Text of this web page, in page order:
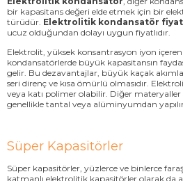
bir kapasitans değeri elde etmek için bir
türüdür. Elektrolitik kondansatör
ucuz olduğundan dolayı uygun fiyatlıdır.
Elektrolit, yüksek konsantrasyon iyon
kondansatörlerde büyük kapasitansın
gelir. Bu dezavantajlar, büyük kaçak
seri direnç ve kısa ömürlü olmasıdır.
veya katı polimer olabilir. Diğer materyaller
genellikle tantal veya alüminyumdan
Süper Kapasitörler
Süper kapasitörler, yüzlerce ve binlerce
katmanlı elektrolitik kapasitörler olarak da